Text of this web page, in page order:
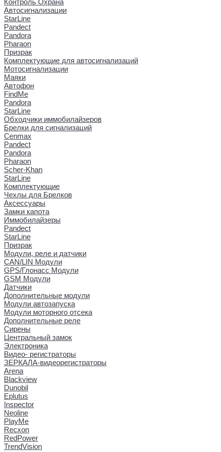
Автосигнализации
StarLine
Pandect
Pandora
Pharaon
Призрак
Комплектующие для автосигнализаций
Мотосигнализации
Маяки
Автофон
FindMe
Pandora
StarLine
Обходчики иммобилайзеров
Брелки для сигнализаций
Cenmax
Pandect
Pandora
Pharaon
Scher-Khan
StarLine
Комплектующие
Чехлы для Брелков
Аксессуары
Замки капота
Иммобилайзеры
Pandect
StarLine
Призрак
Модули, реле и датчики
CAN/LIN Модули
GPS/Глонасс Модули
GSM Модули
Датчики
Дополнительные модули
Модули автозапуска
Модули моторного отсека
Дополнительные реле
Сирены
Центральный замок
Электроника
Видео- регистраторы
ЗЕРКАЛА-видеорегистраторы
Arena
Blackview
Dunobil
Eplutus
Inspector
Neoline
PlayMe
Recxon
RedPower
TrendVision